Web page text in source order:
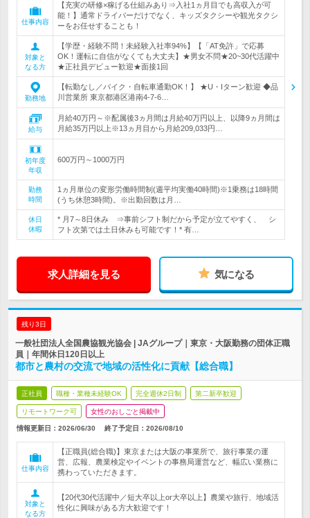
仕事内容
【充実の研修×稼げる仕組みあり⇒入社1ヵ月目でも高収入が可
能！】通常ドライバーだけでなく、キッズタクシーや観光タクシ
ーをお任せすることも！
対象と
なる方
【学歴・経験不問！未経験入社率94%】【「AT免許」で応募
OK！運転に自信がなくても大丈夫】★男女不問★20~30代活躍中
★正社員デビュー歓迎★面接1回
勤務地
【転勤なし／バイク・自転車通勤OK！】 ★U・Iターン歓迎 ◆品
川営業所 東京都港区港南4-7-6…
給与
月給40万円～※配属後3ヵ月間は月給40万円以上、以降9ヵ月間は
月給35万円以上※13ヵ月目から月給209,033円…
初年度
年収
600万円～1000万円
勤務
時間
1ヵ月単位の変形労働時間制(週平均実働40時間)※1乗務は18時間
(うち休憩3時間)。※出勤回数は月…
休日
休暇
* 月7～8日休み ⇒事前シフト制だから予定が立てやすく、 シ
フト次第では土日休みも可能です！* 有…
求人詳細を見る 気になる
残り3日
一般社団法人全国農協観光協会 | JAグループ｜東京・大阪勤務の団体正職
員｜年間休日120日以上
都市と農村の交流で地域の活性化に貢献【総合職】
正社員 職種・業種未経験OK 完全週休2日制 第二新卒歓迎
リモートワーク可 女性のおしごと掲載中
情報更新日：2026/06/30 終了予定日： 2026/08/10
仕事内容
【正職員(総合職)】東京または大阪の事業所で、旅行事業の運
営、広報、農業検定やイベントの事務局運営など、幅広い業務に
携わっていただきます。
対象と
なる方
【20代30代活躍中／短大卒以上or大卒以上】農業や旅行、地域活
性化に興味がある方大歓迎です！